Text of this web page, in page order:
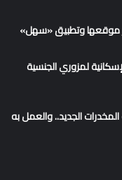
عبر موقعها وتطبيق «سهل»
لمزوري الجنسية
الجديد.. والعمل به